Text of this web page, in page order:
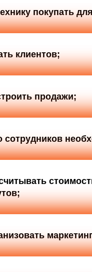
покупать
клиентов;
продажи;
сотрудников